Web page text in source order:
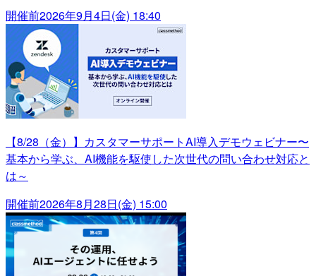
開催前2026年9月4日(金) 18:40
【8/28（金）】カスタマーサポートAI導入デモウェビナー〜
基本から学ぶ、AI機能を駆使した次世代の問い合わせ対応と
は～
開催前2026年8月28日(金) 15:00